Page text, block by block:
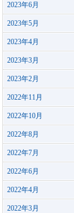
2023年6月
2023年5月
2023年4月
2023年3月
2023年2月
2022年11月
2022年10月
2022年8月
2022年7月
2022年6月
2022年4月
2022年3月